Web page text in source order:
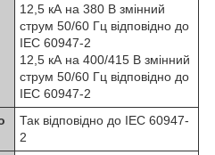
12,5 кА на 380 В змінний
струм 50/60 Гц відповідно до
IEC 60947-2
12,5 кА на 400/415 В змінний
струм 50/60 Гц відповідно до
IEC 60947-2
Так відповідно до IEC 60947-
2